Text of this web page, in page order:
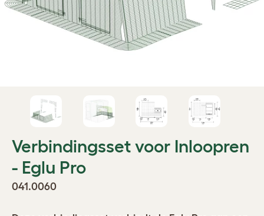
Verbindingsset voor Inloopren
- Eglu Pro
041.0060